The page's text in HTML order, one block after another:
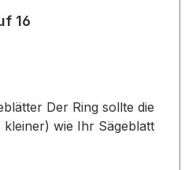
16
sollte die
wie Ihr Sägeblatt